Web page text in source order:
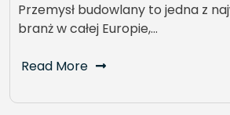
Przemysł budowlany to jedna z
branż w całej Europie,…
Read More